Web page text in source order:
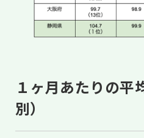
１ヶ月あたりの平
別）